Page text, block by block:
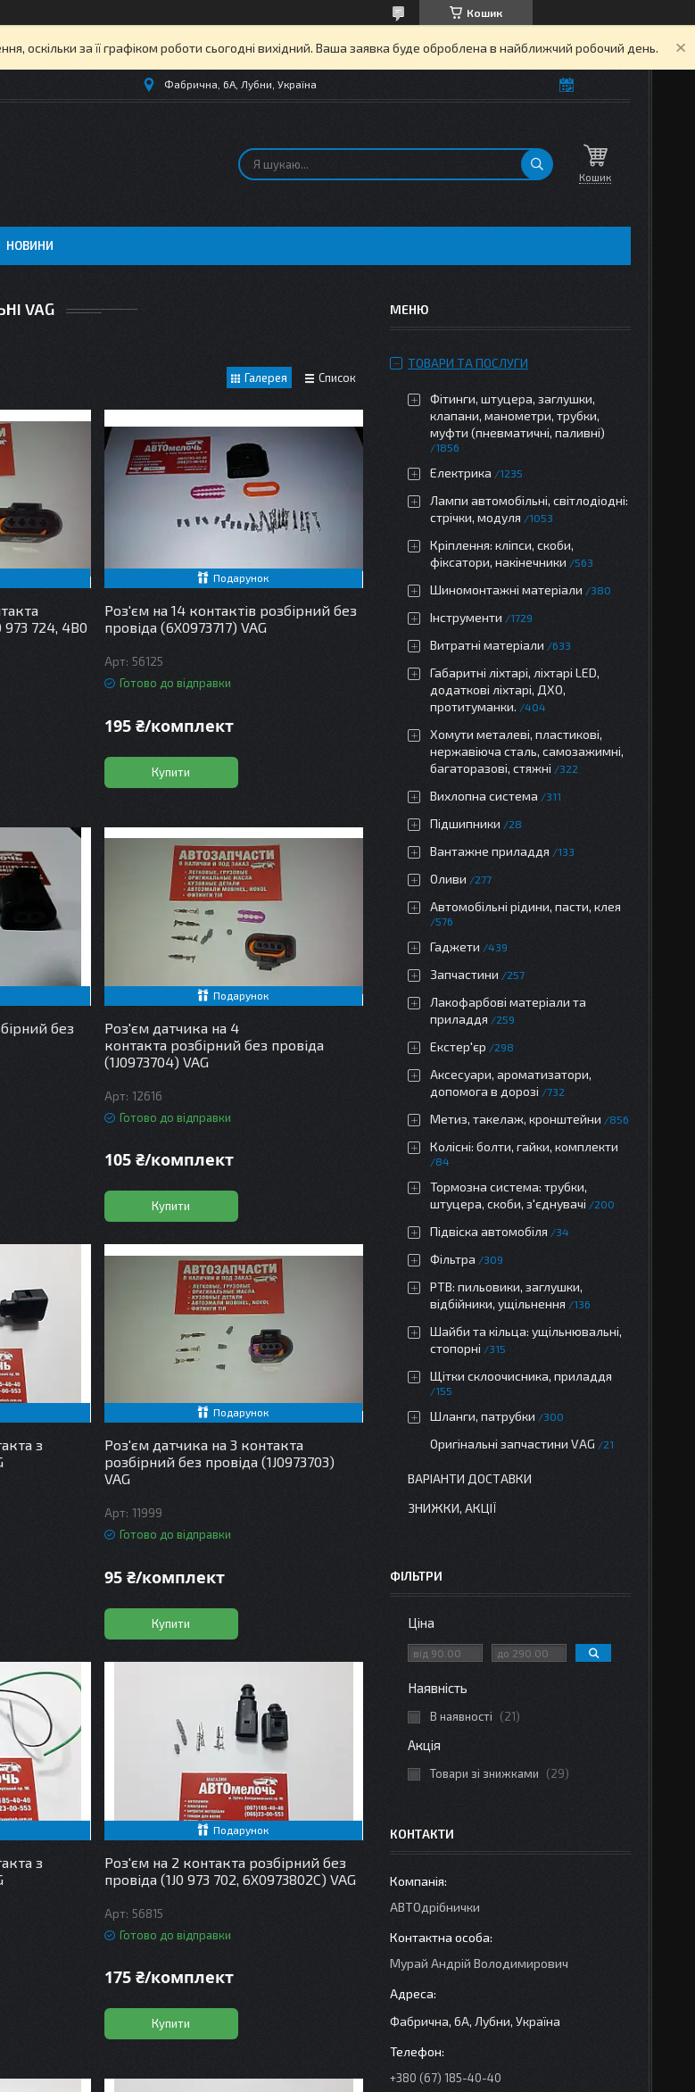
Кошик
оскільки за її графіком роботи сьогодні вихідний. Ваша заявка буде оброблена в найближчий робочий день.
Фабрична, 6А, Лубни, Україна
Кошик
НОВИНИ
VAG
Галерея Список
973 724, 4B0
Подарунок
Роз'єм на 14 контактів розбірний без
провіда (6X0973717) VAG
56125
Готово до відправки
195 ₴/комплект
Купити
без
Подарунок
Роз'єм датчика на 4
контакта розбірний без провіда
(1J0973704) VAG
12616
Готово до відправки
105 ₴/комплект
Купити
з
Подарунок
Роз'єм датчика на 3 контакта
розбірний без провіда (1J0973703)
VAG
11999
Готово до відправки
95 ₴/комплект
Купити
з
Подарунок
Роз'єм на 2 контакта розбірний без
провіда (1J0 973 702, 6X0973802C) VAG
56815
Готово до відправки
175 ₴/комплект
Купити
ТОВАРИ ТА ПОСЛУГИ
Фітинги, штуцера, заглушки,
клапани, манометри, трубки,
муфти (пневматичні, паливні)
1856
Електрика 1235
Лампи автомобільні, світлодіодні:
стрічки, модуля
1053
Кріплення: кліпси, скоби,
фіксатори, накінечники
563
Шиномонтажні матеріали 380
Інструменти 1729
Витратні матеріали 633
Габаритні ліхтарі, ліхтарі LED,
додаткові ліхтарі, ДХО,
протитуманки.
404
Хомути металеві, пластикові,
нержавіюча сталь, самозажимні,
багаторазові, стяжні
322
Вихлопна система 311
Підшипники 28
Вантажне приладдя 133
Оливи 277
Автомобільні рідини, пасти, клея
576
Гаджети 439
Запчастини 257
Лакофарбові матеріали та
приладдя
259
Екстер'єр 298
Аксесуари, ароматизатори,
допомога в дорозі
732
Метиз, такелаж, кронштейни 856
Колісні: болти, гайки, комплекти
84
Тормозна система: трубки,
штуцера, скоби, з'єднувачі
200
Підвіска автомобіля 34
Фільтра 309
РТВ: пильовики, заглушки,
відбійники, ущільнення
136
Шайби та кільца: ущільнювальні,
стопорні
315
Щітки склоочисника, приладдя
155
Шланги, патрубки 300
Оригінальні запчастини VAG 21
ВАРІАНТИ ДОСТАВКИ
ЗНИЖКИ, АКЦІЇ
ФІЛЬТРИ
Ціна
Наявність
В наявності 21
Акція
Товари зі знижками 29
КОНТАКТИ
АВТОдрібнички
Мурай Андрій Володимирович
Фабрична, 6А, Лубни, Україна
+380 (67) 185-40-40